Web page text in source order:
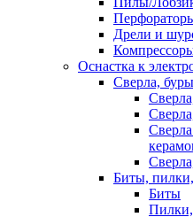
Дрели и
Оснастка к
Сверла,
Биты,
Биты
Пилки,